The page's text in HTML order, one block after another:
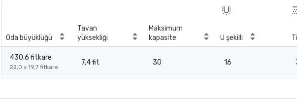
Oda büyüklüğü
Tavan
yüksekliği
Maksimum
kapasite
U şekilli
430,6 fitkare
22,0 x 19,7 fitkare
7,4 fit 30 16